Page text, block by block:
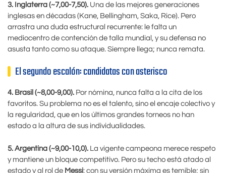
3. Inglaterra (~7,00-7,50). Una de las mejores generaciones
inglesas en décadas (Kane, Bellingham, Saka, Rice). Pero
arrastra una duda estructural recurrente: le falta un
mediocentro de contención de talla mundial, y su defensa no
asusta tanto como su ataque. Siempre llega; nunca remata.
El segundo escalón: candidatas con asterisco
4. Brasil (~8,00-9,00). Por nómina, nunca falta a la cita de los
favoritos. Su problema no es el talento, sino el encaje colectivo y
la regularidad, que en los últimos grandes torneos no han
estado a la altura de sus individualidades.
5. Argentina (~9,00-10,0). La vigente campeona merece respeto
y mantiene un bloque competitivo. Pero su techo está atado al
estado y al rol de Messi: con su versión máxima es temible; sin